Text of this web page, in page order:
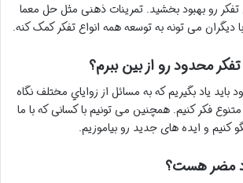
رو بهبود بخشید. تمرینات ذهنی مثل حل معما
دیگران می تونه به توسعه همه انواع تفکر کمک کنه.
باید یاد بگیریم که به مسائل از زواياي مختلف نگاه
فکر کنیم. همچنین می تونیم با کسانی که با ما
کنیم و ایده های جدید رو بیاموزیم.